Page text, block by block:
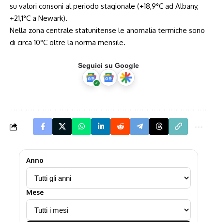
su valori consoni al periodo stagionale (+18,9°C ad Albany,
+21,1°C a Newark).
Nella zona centrale statunitense le anomalia termiche sono
di circa 10°C oltre la norma mensile.
Seguici su Google
Anno
Mese